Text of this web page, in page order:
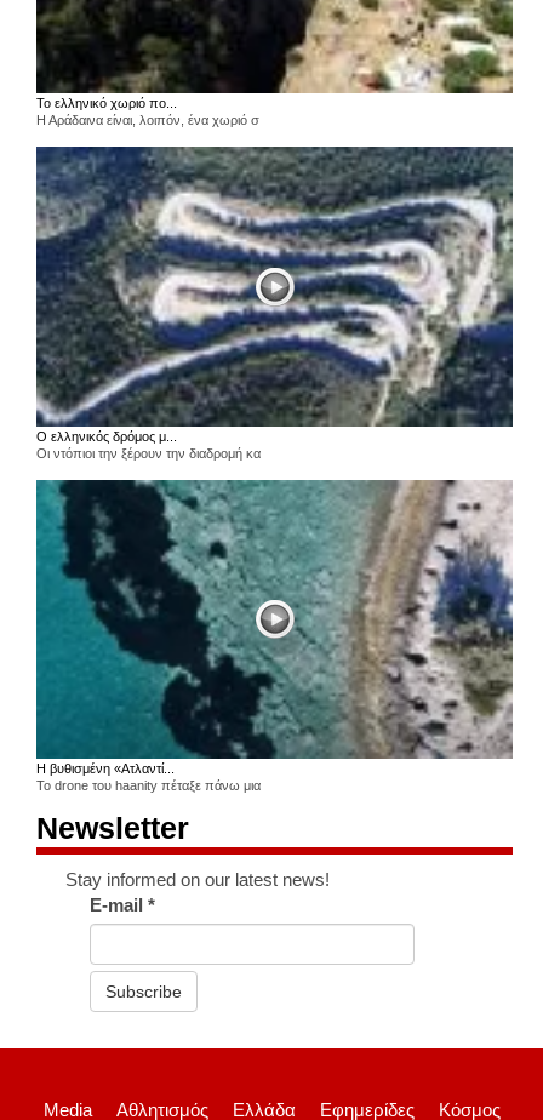
Το ελληνικό χωριό πο...
Η Αράδαινα είναι, λοιπόν, ένα χωριό σ
Ο ελληνικός δρόμος μ...
Οι ντόπιοι την ξέρουν την διαδρομή κα
Η βυθισμένη «Ατλαντί...
Το drone του haanity πέταξε πάνω μια
Newsletter
Stay informed on our latest news!
E-mail*
Subscribe
Media Αθλητισμός Ελλάδα Εφημερίδες Κόσμος